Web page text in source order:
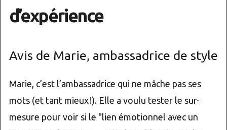
d’expérience
Avis de Marie, ambassadrice de style
Marie, c’est l’ambassadrice qui ne mâche pas ses
mots (et tant mieux !). Elle a voulu tester le sur-
mesure pour voir si le "lien émotionnel avec un